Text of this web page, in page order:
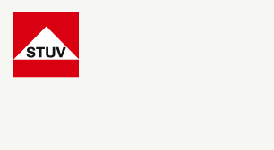
Go To the Homepage